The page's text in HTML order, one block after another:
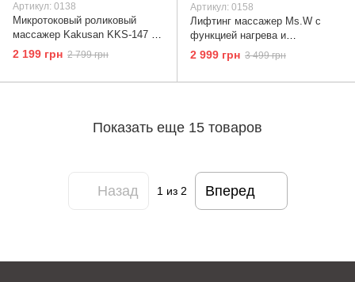
Артикул: 0138
Микротоковый роликовый
массажер Kakusan KKS-147 —
лифтинг лица и шеи в
домашних условиях
2 199 грн 2 799 грн
Артикул: 0158
Лифтинг массажер Ms.W с
функцией нагрева и
охлаждения против морщин,
отеков и тусклости кожи.
2 999 грн 3 499 грн
Показать еще 15 товаров
Назад 1из 2 Вперед